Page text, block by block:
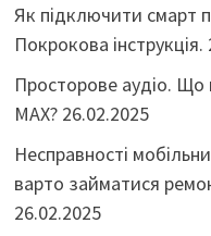
Як підключити смарт
Покрокова інструкція.
Просторове аудіо.
MAX? 26.02.2025
Несправності
варто займатися
26.02.2025